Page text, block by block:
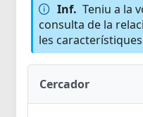
Inf. Teniu a la
consulta de la
les
Cercador